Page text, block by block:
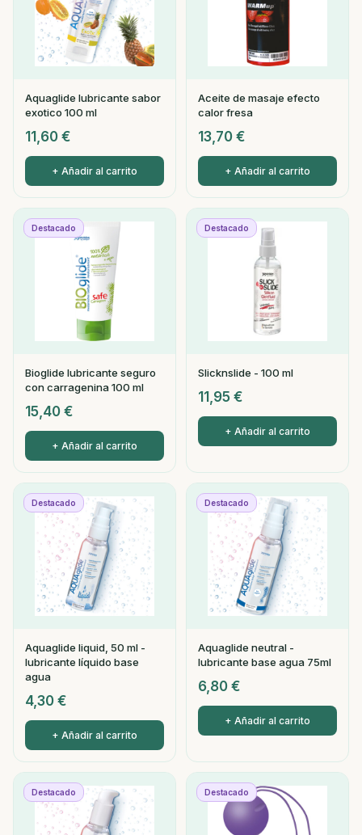
Aquaglide lubricante sabor
exotico 100 ml
11,60 €
+ Añadir al carrito
Aceite de masaje efecto
calor fresa
13,70 €
+ Añadir al carrito
Destacado
Bioglide lubricante seguro
con carragenina 100 ml
15,40 €
+ Añadir al carrito
Destacado
Slicknslide - 100 ml
11,95 €
+ Añadir al carrito
Destacado
Aquaglide liquid, 50 ml -
lubricante líquido base
agua
4,30 €
+ Añadir al carrito
Destacado
Aquaglide neutral -
lubricante base agua 75ml
6,80 €
+ Añadir al carrito
Destacado Destacado